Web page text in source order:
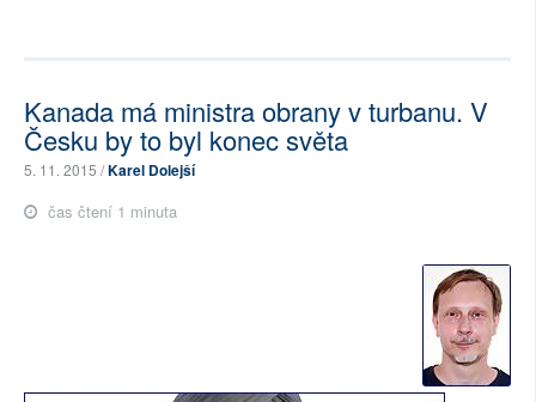
Kanada má ministra obrany v turbanu. V
Česku by to byl konec světa
5. 11. 2015 /Karel Dolejší
čas čtení 1 minuta